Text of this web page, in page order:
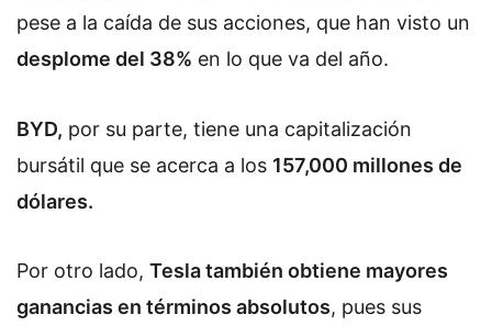
pese a la caída de sus acciones, que han visto un
desplome del 38% en lo que va del año.
BYD, por su parte, tiene una capitalización
bursátil que se acerca a los 157,000 millones de
dólares.
Por otro lado, Tesla también obtiene mayores
ganancias en términos absolutos, pues sus